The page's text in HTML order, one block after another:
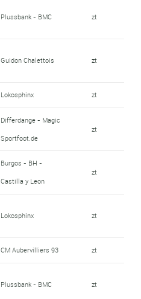
Plussbank - BMC zt
Guidon Chalettois zt
Lokosphinx zt
Differdange - Magic
Sportfoot.de
zt
Burgos - BH -
Castilla y Leon
zt
Lokosphinx zt
CM Aubervilliers 93 zt
Plussbank - BMC zt